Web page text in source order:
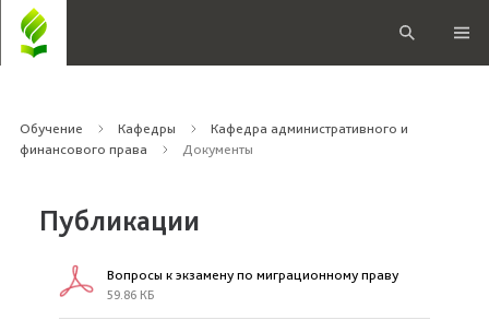
Обучение Кафедры
Кафедра административного и
финансового права
Документы
Публикации
Вопросы к экзамену по миграционному праву
59.86 КБ